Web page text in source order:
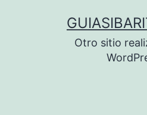
Otro sitio